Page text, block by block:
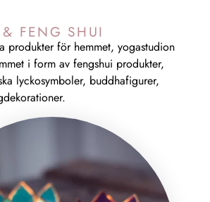
FENG SHUI
produkter för hemmet, yogastudion
i form av fengshui produkter,
lyckosymboler, buddhafigurer,